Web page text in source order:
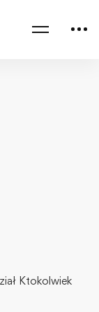
Ktokolwiek